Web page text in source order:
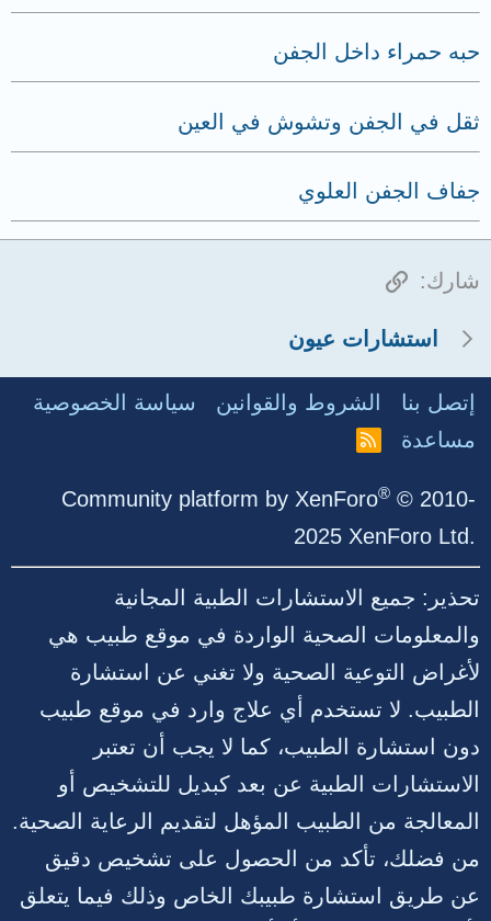
حبه حمراء داخل الجفن
ثقل في الجفن وتشوش في العين
جفاف الجفن العلوي
شارك: الرابط
استشارات عيون
إتصل بنا الشروط والقوانين
سياسة الخصوصية
مساعدة
R
Community platform by XenForo® © 2010-
2025 XenForo Ltd.
تحذير: جميع الاستشارات الطبية المجانية
والمعلومات الصحية الواردة في موقع طبيب هي
لأغراض التوعية الصحية ولا تغني عن استشارة
الطبيب. لا تستخدم أي علاج وارد في موقع طبيب
دون استشارة الطبيب، كما لا يجب أن تعتبر
الاستشارات الطبية عن بعد كبديل للتشخيص أو
المعالجة من الطبيب المؤهل لتقديم الرعاية الصحية.
من فضلك، تأكد من الحصول على تشخيص دقيق
عن طريق استشارة طبيبك الخاص وذلك فيما يتعلق